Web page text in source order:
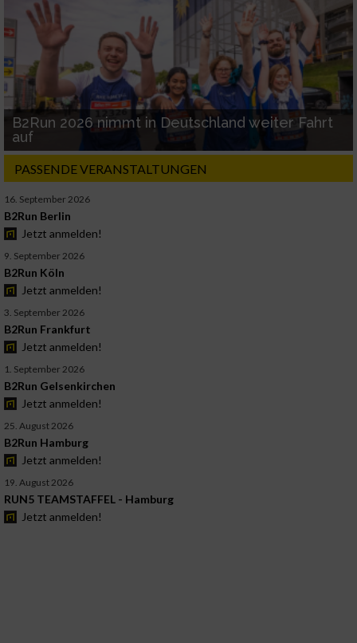
B2Run 2026 nimmt in Deutschland weiter Fahrt
auf
PASSENDE VERANSTALTUNGEN
16. September 2026
B2Run Berlin
Jetzt anmelden!
9. September 2026
B2Run Köln
Jetzt anmelden!
3. September 2026
B2Run Frankfurt
Jetzt anmelden!
1. September 2026
B2Run Gelsenkirchen
Jetzt anmelden!
25. August 2026
B2Run Hamburg
Jetzt anmelden!
19. August 2026
RUN5 TEAMSTAFFEL - Hamburg
Jetzt anmelden!